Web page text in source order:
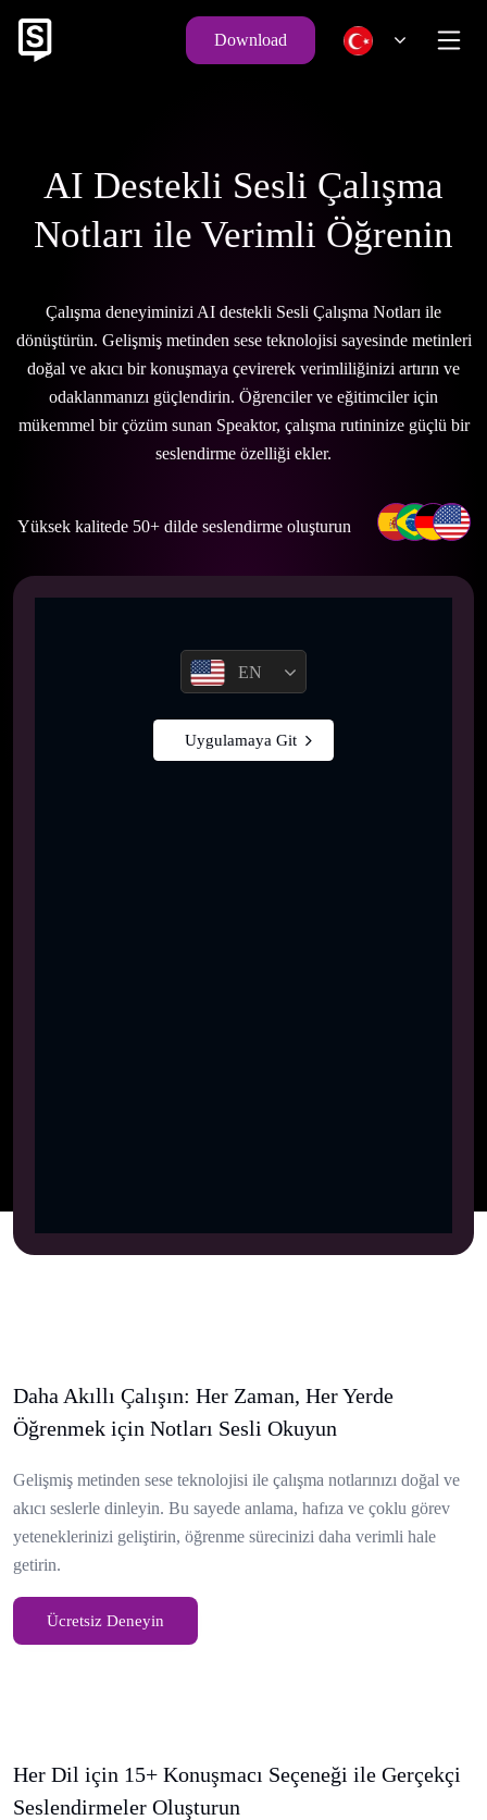
Download
AI Destekli Sesli Çalışma
Notları ile Verimli Öğrenin
Çalışma deneyiminizi AI destekli Sesli Çalışma Notları ile
dönüştürün. Gelişmiş metinden sese teknolojisi sayesinde metinleri
doğal ve akıcı bir konuşmaya çevirerek verimliliğinizi artırın ve
odaklanmanızı güçlendirin. Öğrenciler ve eğitimciler için
mükemmel bir çözüm sunan Speaktor, çalışma rutininize güçlü bir
seslendirme özelliği ekler.
Yüksek kalitede 50+ dilde seslendirme oluşturun
EN
Uygulamaya Git
Daha Akıllı Çalışın: Her Zaman, Her Yerde
Öğrenmek için Notları Sesli Okuyun
Gelişmiş metinden sese teknolojisi ile çalışma notlarınızı doğal ve
akıcı seslerle dinleyin. Bu sayede anlama, hafıza ve çoklu görev
yeteneklerinizi geliştirin, öğrenme sürecinizi daha verimli hale
getirin.
Ücretsiz Deneyin
Her Dil için 15+ Konuşmacı Seçeneği ile Gerçekçi
Seslendirmeler Oluşturun